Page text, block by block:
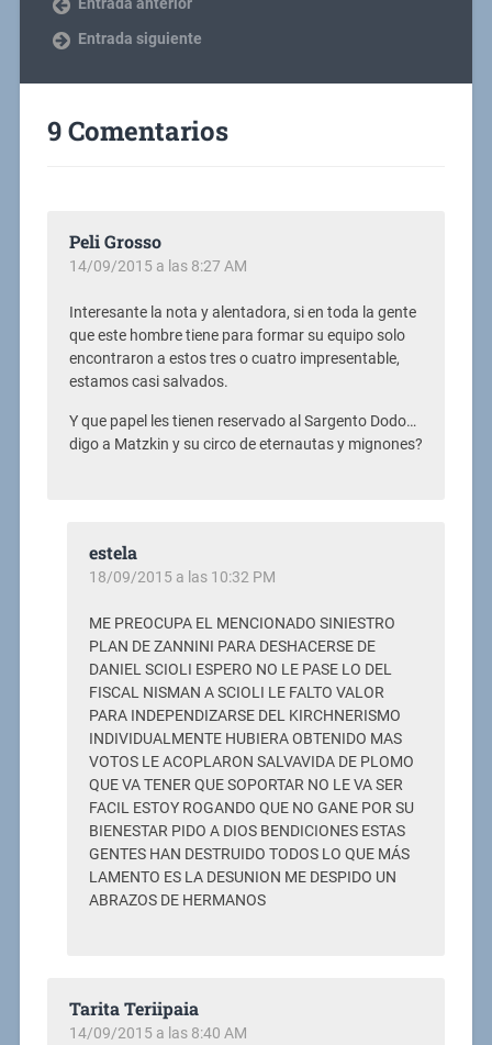
Entrada anterior
Entrada siguiente
9 Comentarios
Peli Grosso
14/09/2015 a las 8:27 AM
Interesante la nota y alentadora, si en toda la gente
que este hombre tiene para formar su equipo solo
encontraron a estos tres o cuatro impresentable,
estamos casi salvados.
Y que papel les tienen reservado al Sargento Dodo…
digo a Matzkin y su circo de eternautas y mignones?
estela
18/09/2015 a las 10:32 PM
ME PREOCUPA EL MENCIONADO SINIESTRO
PLAN DE ZANNINI PARA DESHACERSE DE
DANIEL SCIOLI ESPERO NO LE PASE LO DEL
FISCAL NISMAN A SCIOLI LE FALTO VALOR
PARA INDEPENDIZARSE DEL KIRCHNERISMO
INDIVIDUALMENTE HUBIERA OBTENIDO MAS
VOTOS LE ACOPLARON SALVAVIDA DE PLOMO
QUE VA TENER QUE SOPORTAR NO LE VA SER
FACIL ESTOY ROGANDO QUE NO GANE POR SU
BIENESTAR PIDO A DIOS BENDICIONES ESTAS
GENTES HAN DESTRUIDO TODOS LO QUE MÁS
LAMENTO ES LA DESUNION ME DESPIDO UN
ABRAZOS DE HERMANOS
Tarita Teriipaia
14/09/2015 a las 8:40 AM